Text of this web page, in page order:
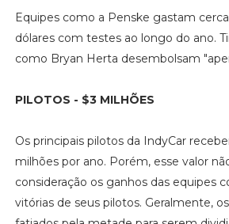
Equipes como a Penske gastam
dólares com testes ao longo do ano.
como Bryan Herta desembolsam
PILOTOS - $3 MILHÕES
Os principais pilotos da IndyCar
milhões por ano. Porém, esse valor
consideração os ganhos das equipes
vitórias de seus pilotos. Geralmente,